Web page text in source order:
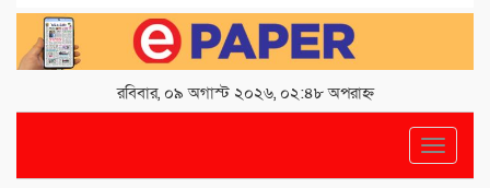
রবিবার, ০৯ অগাস্ট ২০২৬, ০২:৪৮ অপরাহ্ন
Toggle